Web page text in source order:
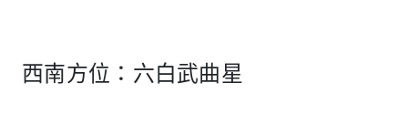
西南方位：六白武曲星